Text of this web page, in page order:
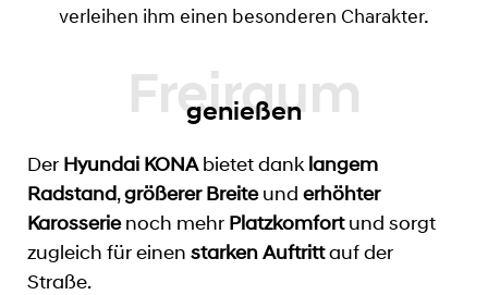
verleihen ihm einen besonderen Charakter.
genießen
Der Hyundai KONAbietet danklangem
Radstand,größerer Breiteund erhöhter
Karosserienoch mehr Platzkomfortund sorgt
zugleich für einen starken Auftrittauf der
Straße.